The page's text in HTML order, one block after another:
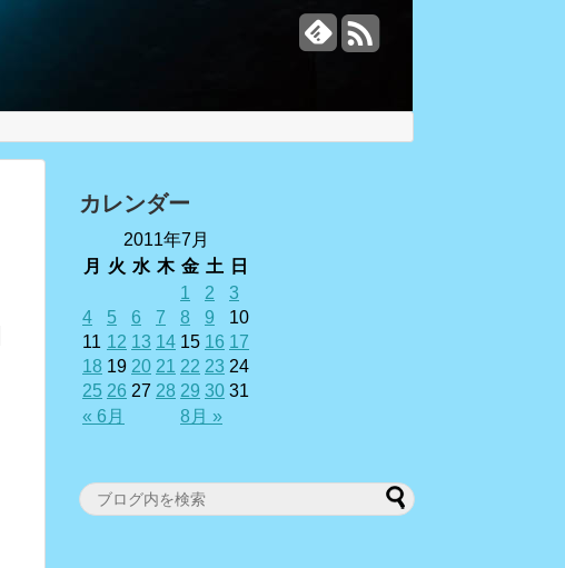
カレンダー
2011年7月
月
火 水 木 金 土 日
« 6月 8月 »
1 2
3
4
5 6 7 8 9
10
11 12 13 14 15 16 17
18 19 20 21 22 23 24
25 26 27 28 29 30 31